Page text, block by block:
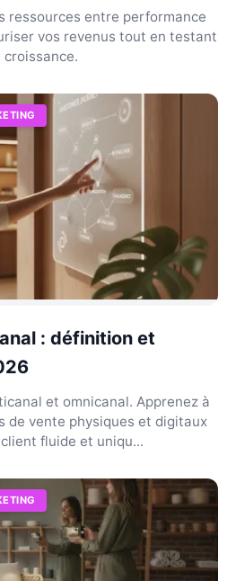
ressources entre performance
vos revenus tout en testant
: définition et
et omnicanal. Apprenez à
de vente physiques et digitaux
fluide et uniqu...